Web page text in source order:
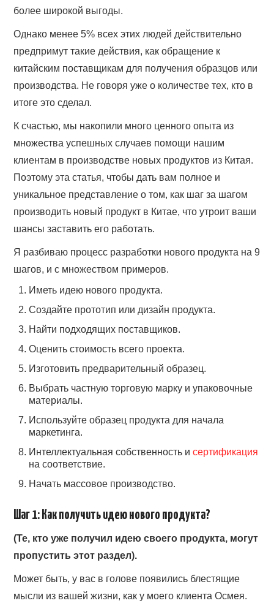
более широкой выгоды.
Однако менее 5% всех этих людей действительно
предпримут такие действия, как обращение к
китайским поставщикам для получения образцов или
производства. Не говоря уже о количестве тех, кто в
итоге это сделал.
К счастью, мы накопили много ценного опыта из
множества успешных случаев помощи нашим
клиентам в производстве новых продуктов из Китая.
Поэтому эта статья, чтобы дать вам полное и
уникальное представление о том, как шаг за шагом
производить новый продукт в Китае, что утроит ваши
шансы заставить его работать.
Я разбиваю процесс разработки нового продукта на 9
шагов, и с множеством примеров.
Иметь идею нового продукта.
Создайте прототип или дизайн продукта.
Найти подходящих поставщиков.
Оценить стоимость всего проекта.
Изготовить предварительный образец.
Выбрать частную торговую марку и упаковочные
материалы.
Используйте образец продукта для начала
маркетинга.
Интеллектуальная собственность исертификация
на соответствие.
Начать массовое производство.
Шаг 1: Как получить идею нового продукта?
(Те, кто уже получил идею своего продукта, могут
пропустить этот раздел).
Может быть, у вас в голове появились блестящие
мысли из вашей жизни, как у моего клиента Осмея.